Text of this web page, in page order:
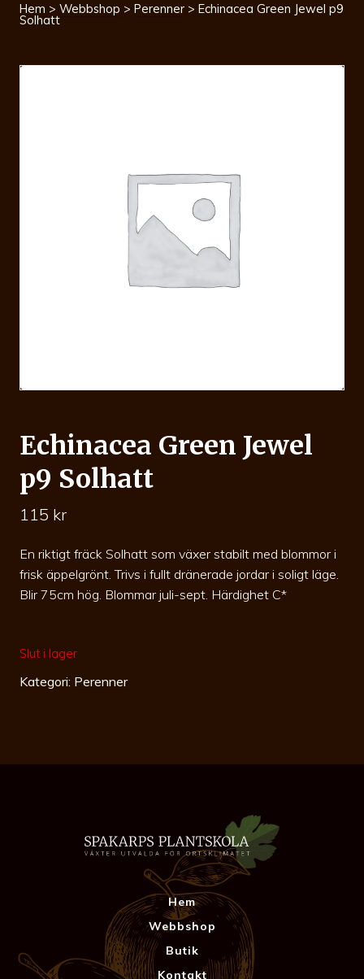
Hem > Webbshop > Perenner > Echinacea Green Jewel p9
Solhatt
Echinacea Green Jewel
p9 Solhatt
115 kr
En riktigt fräck Solhatt som växer stabilt med blommor i
frisk äppelgrönt. Trivs i fullt dränerade jordar i soligt läge.
Blir 75cm hög. Blommar juli-sept. Härdighet C*
Slut i lager
Kategori: Perenner
Hem
Webbshop
Butik
Kontakt